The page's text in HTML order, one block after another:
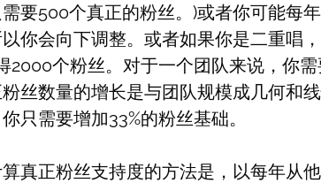
要500个真正的粉丝。)或者你可能每
你会向下调整。或者如果你是二重唱
2000个粉丝。对于一个团队来说，你
丝数量的增长是与团队规模成几何和
只需要增加33%的粉丝基础。
真正粉丝支持度的方法是，以每年从